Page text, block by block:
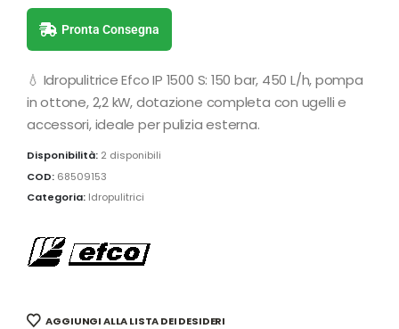
Pronta Consegna
💧 Idropulitrice Efco IP 1500 S: 150 bar, 450 L/h, pompa
in ottone, 2,2 kW, dotazione completa con ugelli e
accessori, ideale per pulizia esterna.
Disponibilità: 2 disponibili
COD: 68509153
Categoria: Idropulitrici
AGGIUNGI ALLA LISTA DEI DESIDERI